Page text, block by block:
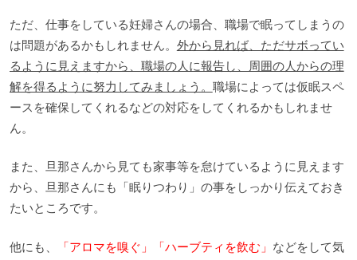
ただ、仕事をしている妊婦さんの場合、職場で眠ってしまうの
は問題があるかもしれません。 外から見れば、ただサボってい
るように見えますから、職場の人に報告し、周囲の人からの理
解を得るように努力してみましょう。 職場によっては仮眠スペ
ースを確保してくれるなどの対応をしてくれるかもしれませ
ん。
また、旦那さんから見ても家事等を怠けているように見えます
から、旦那さんにも「眠りつわり」の事をしっかり伝えておき
たいところです。
他にも、 「アロマを嗅ぐ」「ハーブティを飲む」 などをして気